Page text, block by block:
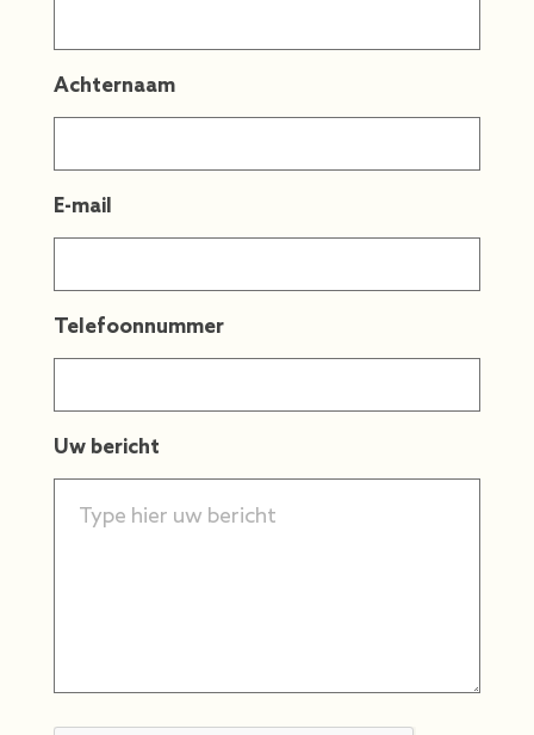
Achternaam
E-mail
Telefoonnummer
Uw bericht